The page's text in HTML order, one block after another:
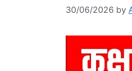
30/06/2026 by